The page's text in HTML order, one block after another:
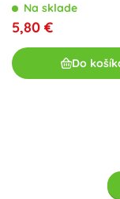
Na sklade
5,80 €
Do